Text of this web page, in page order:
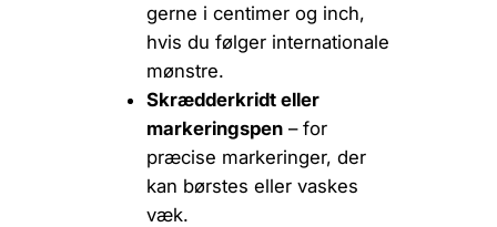
gerne i centimer og inch,
hvis du følger internationale
mønstre.
Skrædderkridt eller
markeringspen– for
præcise markeringer, der
kan børstes eller vaskes
væk.